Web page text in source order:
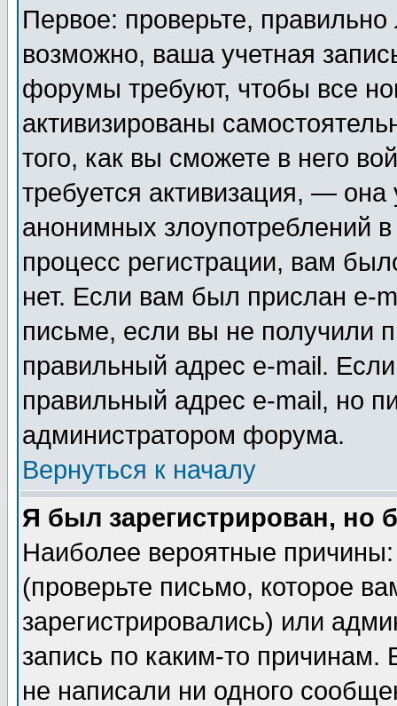
Первое: проверьте,
возможно, ваша учетная
форумы требуют, чтобы все
активизированы
того, как вы сможете в него
требуется активизация, —
анонимных злоупотреблений
процесс регистрации, вам
нет. Если вам был прислан e-
письме, если вы не получили
правильный адрес e-mail.
правильный адрес e-mail, но
администратором форума.
Вернуться к началу
Я был зарегистрирован, но
Наиболее вероятные
(проверьте письмо, которое
зарегистрировались) или
запись по каким-то
не написали ни одного